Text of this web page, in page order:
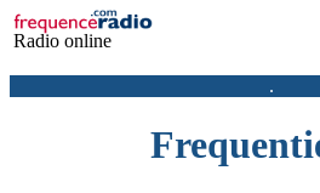
Radio online
.